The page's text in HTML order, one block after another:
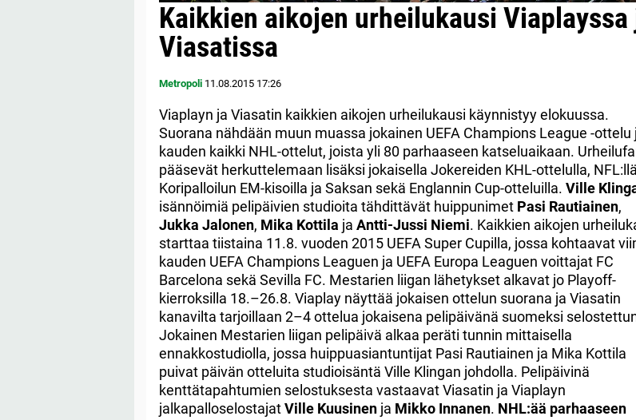
Kaikkien aikojen urheilukausi Viaplayssa
Viasatissa
Metropoli 11.08.2015 17:26
Viaplayn ja Viasatin kaikkien aikojen urheilukausi käynnistyy elokuussa.
Suorana nähdään muun muassa jokainen UEFA Champions League -ottelu
kauden kaikki NHL-ottelut, joista yli 80 parhaaseen katseluaikaan.
pääsevät herkuttelemaan lisäksi jokaisella Jokereiden KHL-ottelulla,
Koripalloilun EM-kisoilla ja Saksan sekä Englannin Cup-otteluilla. Ville
isännöimiä pelipäivien studioita tähdittävät huippunimet Pasi Rautiainen,
Jukka Jalonen, Mika Kottila ja Antti-Jussi Niemi. Kaikkien aikojen
starttaa tiistaina 11.8. vuoden 2015 UEFA Super Cupilla, jossa kohtaavat
kauden UEFA Champions Leaguen ja UEFA Europa Leaguen voittajat FC
Barcelona sekä Sevilla FC. Mestarien liigan lähetykset alkavat jo Playoff-
kierroksilla 18.–26.8. Viaplay näyttää jokaisen ottelun suorana ja Viasatin
kanavilta tarjoillaan 2–4 ottelua jokaisena pelipäivänä suomeksi
Jokainen Mestarien liigan pelipäivä alkaa peräti tunnin mittaisella
ennakkostudiolla, jossa huippuasiantuntijat Pasi Rautiainen ja Mika Kottila
puivat päivän otteluita studioisäntä Ville Klingan johdolla. Pelipäivinä
kenttätapahtumien selostuksesta vastaavat Viasatin ja Viaplayn
jalkapalloselostajatVille Kuusinen ja Mikko Innanen. NHL:ää parhaaseen